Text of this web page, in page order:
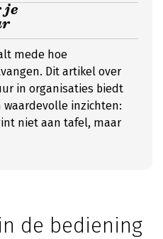
je
mede hoe
Dit artikel over
in organisaties biedt
waardevolle inzichten:
niet aan tafel, maar
de bediening